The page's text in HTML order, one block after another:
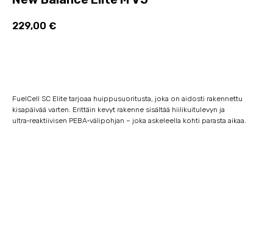
229,00 €
FuelCell SC Elite tarjoaa huippusuoritusta, joka on aidosti rakennettu
kisapäivää varten. Erittäin kevyt rakenne sisältää hiilikuitulevyn ja
ultra‑reaktiivisen PEBA‑välipohjan – joka askeleella kohti parasta aikaa.